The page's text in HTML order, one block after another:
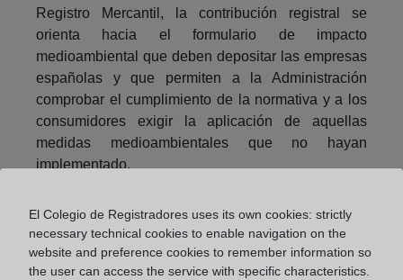
Registro Mercantil, la contribución registral se
orienta hacia el formulario de impacto
medioambiental que deben depositar las empresas
españolas y que permiten a la Administración
comprobar el cumplimiento de la normativa y a los
consumidores exigir la aplicación de aquellas
medidas medioambientales que no hayan
implementado.
Compartir:
El Colegio de Registradores uses its own cookies: strictly
necessary technical cookies to enable navigation on the
website and preference cookies to remember information so
the user can access the service with specific characteristics.